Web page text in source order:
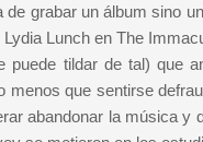
de grabar un álbum sino
Lunch en The
puede tildar de tal) que
menos que sentirse
abandonar la música y